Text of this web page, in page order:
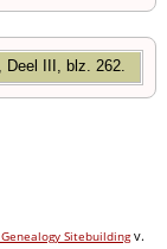
Deel III, blz. 262.
Sitebuildingv.